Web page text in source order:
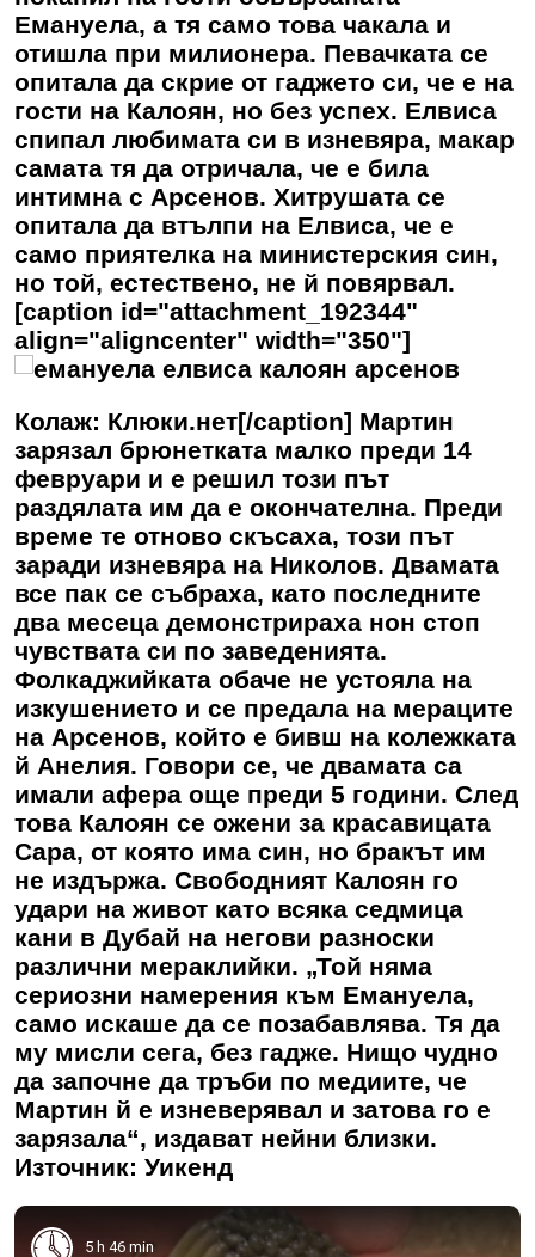
Емануела, а тя само това чакала и
отишла при милионера. Певачката се
опитала да скрие от гаджето си, че е на
гости на Калоян, но без успех. Елвиса
спипал любимата си в изневяра, макар
самата тя да отричала, че е била
интимна с Арсенов. Хитрушата се
опитала да втълпи на Елвиса, че е
само приятелка на министерския син,
но той, естествено, не й повярвал.
[caption id="attachment_192344"
align="aligncenter" width="350"]
Колаж: Клюки.нет[/caption] Мартин
зарязал брюнетката малко преди 14
февруари и е решил този път
раздялата им да е окончателна. Преди
време те отново скъсаха, този път
заради изневяра на Николов. Двамата
все пак се събраха, като последните
два месеца демонстрираха нон стоп
чувствата си по заведенията.
Фолкаджийката обаче не устояла на
изкушението и се предала на мераците
на Арсенов, който е бивш на колежката
й Анелия. Говори се, че двамата са
имали афера още преди 5 години. След
това Калоян се ожени за красавицата
Сара, от която има син, но бракът им
не издържа. Свободният Калоян го
удари на живот като всяка седмица
кани в Дубай на негови разноски
различни мераклийки. „Той няма
сериозни намерения към Емануела,
само искаше да се позабавлява. Тя да
му мисли сега, без гадже. Нищо чудно
да започне да тръби по медиите, че
Мартин й е изневерявал и затова го е
зарязала“, издават нейни близки.
Източник: Уикенд
5 h 46 min